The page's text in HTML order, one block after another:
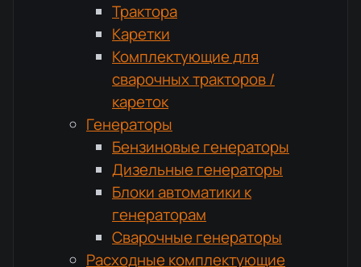
Трактора
Каретки
Комплектующие для
сварочных тракторов /
кареток
Генераторы
Бензиновые генераторы
Дизельные генераторы
Блоки автоматики к
генераторам
Сварочные генераторы
Расходные комплектующие